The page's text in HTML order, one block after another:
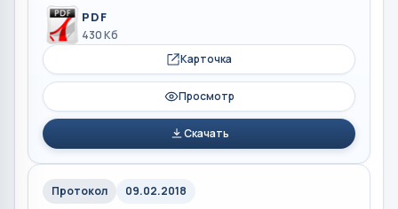
PDF
430 Кб
Карточка
Просмотр
Скачать
Протокол 09.02.2018